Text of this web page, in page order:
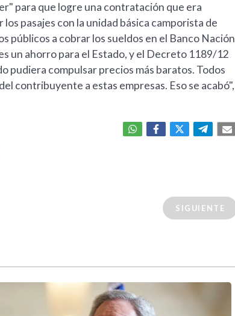
para que logre una contratación que era
pasajes con la unidad básica camporista de
públicos a cobrar los sueldos en el Banco Nación
un ahorro para el Estado, y el Decreto 1189/12
pudiera compulsar precios más baratos. Todos
contribuyente a estas empresas. Eso se acabó",
SIGUIENTE